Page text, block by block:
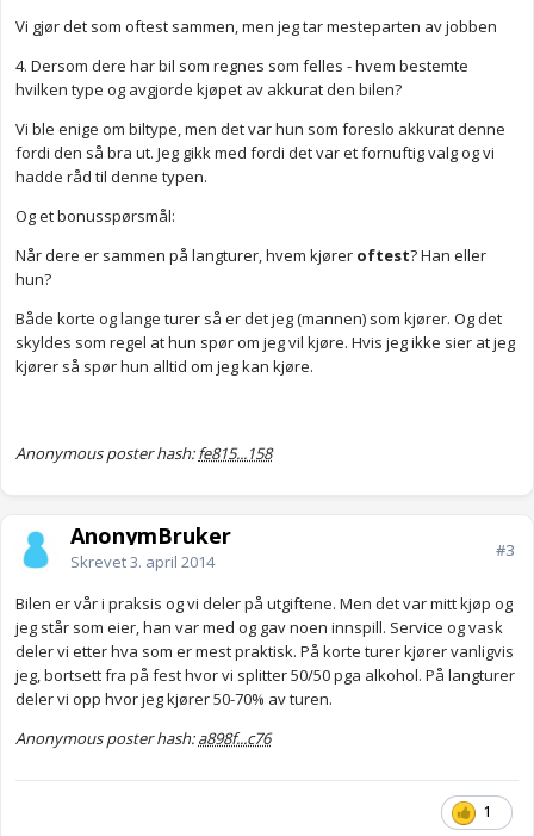
Vi gjør det som oftest sammen, men jeg tar mesteparten av jobben
4. Dersom dere har bil som regnes som felles - hvem bestemte
hvilken type og avgjorde kjøpet av akkurat den bilen?
Vi ble enige om biltype, men det var hun som foreslo akkurat denne
fordi den så bra ut. Jeg gikk med fordi det var et fornuftig valg og vi
hadde råd til denne typen.
Og et bonusspørsmål:
Når dere er sammen på langturer, hvem kjører oftest? Han eller
hun?
Både korte og lange turer så er det jeg (mannen) som kjører. Og det
skyldes som regel at hun spør om jeg vil kjøre. Hvis jeg ikke sier at jeg
kjører så spør hun alltid om jeg kan kjøre.
Anonymous poster hash:fe815...158
AnonymBruker
Skrevet3. april 2014
#3
Bilen er vår i praksis og vi deler på utgiftene. Men det var mitt kjøp og
jeg står som eier, han var med og gav noen innspill. Service og vask
deler vi etter hva som er mest praktisk. På korte turer kjører vanligvis
jeg, bortsett fra på fest hvor vi splitter 50/50 pga alkohol. På langturer
deler vi opp hvor jeg kjører 50-70% av turen.
Anonymous poster hash:a898f...c76
1